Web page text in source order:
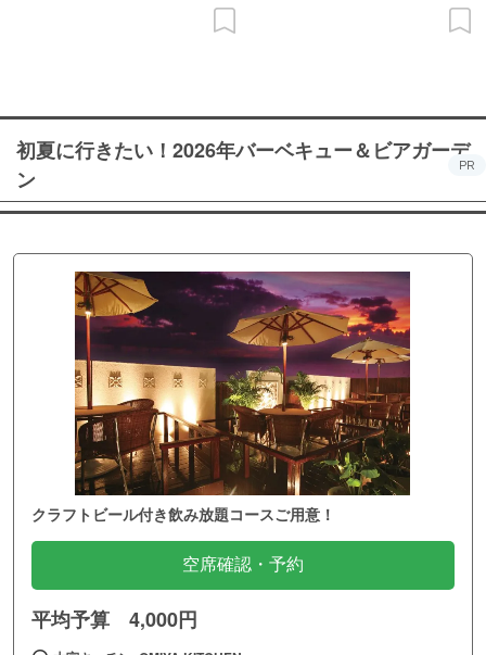
初夏に行きたい！2026年バーベキュー＆ビアガーデ
ン
PR
クラフトビール付き飲み放題コースご用意！
空席確認・予約
平均予算 4,000円